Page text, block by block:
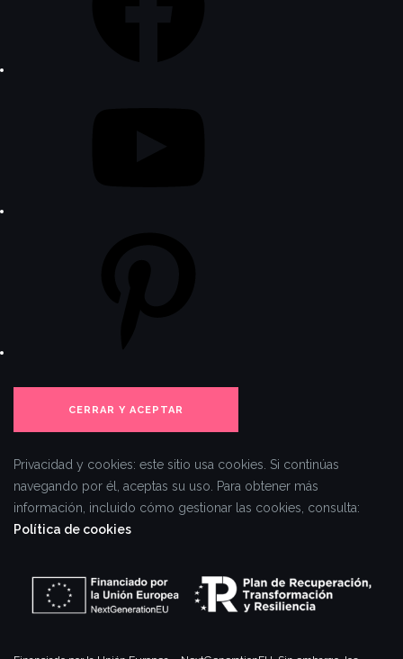
Privacidad y cookies: este sitio usa cookies. Si continúas
navegando por él, aceptas su uso. Para obtener más
información, incluido cómo gestionar las cookies, consulta:
Política de cookies